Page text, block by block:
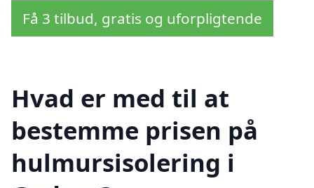
Få 3 tilbud, gratis og uforpligtende
Hvad er med til at
bestemme prisen på
hulmursisolering i